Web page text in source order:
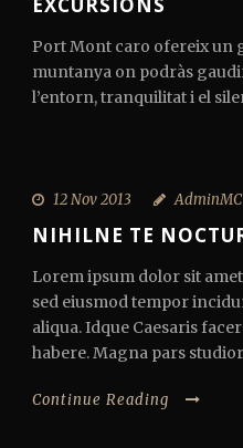
EXCURSIONS
Port Mont caro ofereix un
muntanya on podràs
l’entorn, tranquilitat i el
12 Nov 2013 AdminMC
NIHILNE TE
Lorem ipsum dolor sit
sed eiusmod tempor
aliqua. Idque Caesaris
habere. Magna pars
Continue Reading